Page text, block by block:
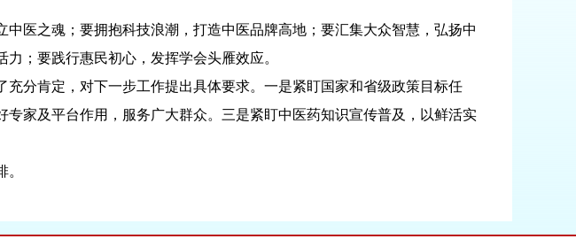
医之魂；要拥抱科技浪潮，打造中医品牌高地；要汇集大众智慧，弘扬中
；要践行惠民初心，发挥学会头雁效应。
分肯定，对下一步工作提出具体要求。一是紧盯国家和省级政策目标任
家及平台作用，服务广大群众。三是紧盯中医药知识宣传普及，以鲜活实